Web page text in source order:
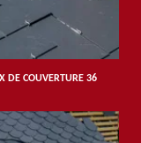
DE COUVERTURE 36